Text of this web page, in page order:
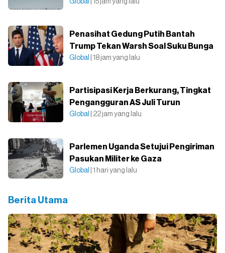
Global | 15 jam yang lalu
Penasihat Gedung Putih Bantah
Trump Tekan Warsh Soal Suku Bunga
Global | 18 jam yang lalu
Partisipasi Kerja Berkurang, Tingkat
Pengangguran AS Juli Turun
Global | 22 jam yang lalu
Parlemen Uganda Setujui Pengiriman
Pasukan Militer ke Gaza
Global | 1 hari yang lalu
Berita Utama